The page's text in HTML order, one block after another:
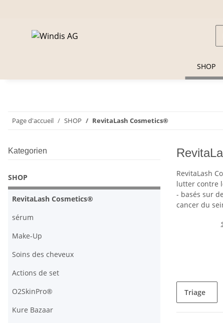
SHOP
Page d'accueil SHOP RevitaLash Cosmetics®
RevitaLash
lutter contre
- basés sur
cancer du
Triage
Kategorien
SHOP
RevitaLash Cosmetics®
sérum
Make-Up
Soins des cheveux
Actions de set
O2SkinPro®
Kure Bazaar